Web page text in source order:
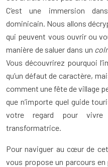
C’est une immersion
dominicain. Nous allons
qui peuvent vous ouvrir ou
manière de saluer dans un
Vous découvrirez pourquoi
qu’un défaut de caractère,
comment une fête de village
que n’importe quel guide
votre regard pour vivre
transformatrice.
Pour naviguer au cœur de
vous propose un parcours